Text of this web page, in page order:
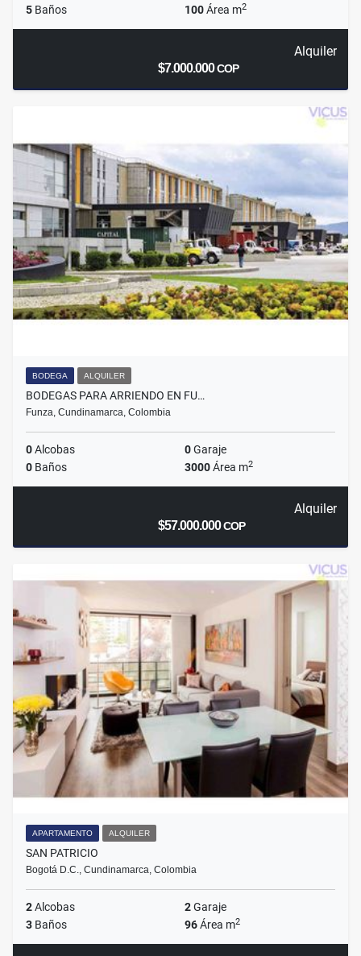
5 Baños 100Área m2
Alquiler
$7.000.000COP
BODEGA ALQUILER
BODEGAS PARA ARRIENDO EN FU…
Funza, Cundinamarca, Colombia
0Alcobas 0Garaje
0 Baños 3000Área m2
Alquiler
$57.000.000COP
APARTAMENTO ALQUILER
SAN PATRICIO
Bogotá D.C., Cundinamarca, Colombia
2Alcobas 2Garaje
3 Baños 96Área m2